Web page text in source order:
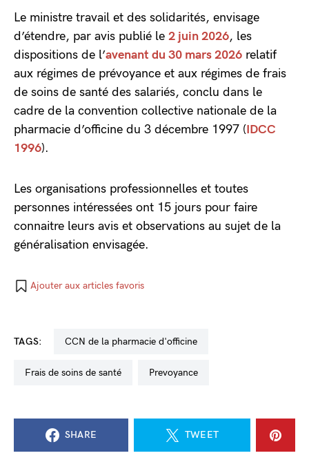
Le ministre travail et des solidarités, envisage
d’étendre, par avis publié le 2 juin 2026, les
dispositions de l’avenant du 30 mars 2026 relatif
aux régimes de prévoyance et aux régimes de frais
de soins de santé des salariés, conclu dans le
cadre de la convention collective nationale de la
pharmacie d’officine du 3 décembre 1997 (IDCC
1996).
Les organisations professionnelles et toutes
personnes intéressées ont 15 jours pour faire
connaitre leurs avis et observations au sujet de la
généralisation envisagée.
Ajouter aux articles favoris
TAGS: CCN de la pharmacie d'officine
frais de soins de santé Prevoyance
SHARE TWEET